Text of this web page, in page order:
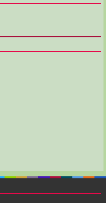
CAD. NO:64/A
MENDERES CAD.